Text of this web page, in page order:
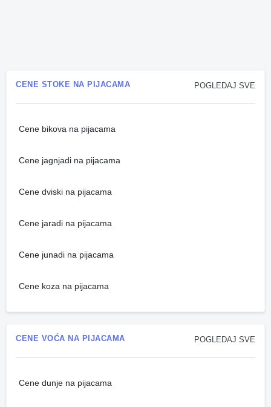
POGLEDAJ SVE
CENE STOKE NA PIJACAMA
Cene bikova na pijacama
Cene jagnjadi na pijacama
Cene dviski na pijacama
Cene jaradi na pijacama
Cene junadi na pijacama
Cene koza na pijacama
POGLEDAJ SVE
CENE VOĆA NA PIJACAMA
Cene dunje na pijacama